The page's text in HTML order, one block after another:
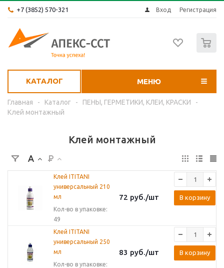
+7 (3852) 570-321 Вход Регистрация
КАТАЛОГ МЕНЮ
Главная - Каталог - ПЕНЫ, ГЕРМЕТИКИ, КЛЕИ, КРАСКИ
-
Клей монтажный
Клей монтажный
Клей ITITANI
универсальный 210
мл
Кол-во в упаковке:
49
72 руб./шт В корзину
Клей ITITANI
универсальный 250
мл
Кол-во в упаковке:
83 руб./шт В корзину